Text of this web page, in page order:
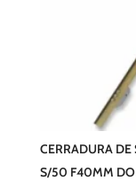
CERRADURA
S/50 F40MM